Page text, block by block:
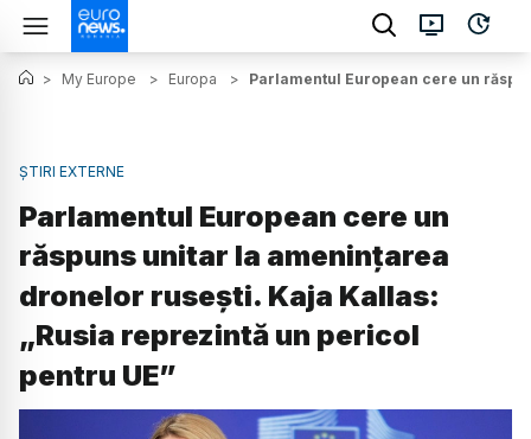
> My Europe > Europa > Parlamentul European cere un
ȘTIRI EXTERNE
Parlamentul European cere un
răspuns unitar la amenințarea
dronelor rusești. Kaja Kallas:
„Rusia reprezintă un pericol
pentru UE”